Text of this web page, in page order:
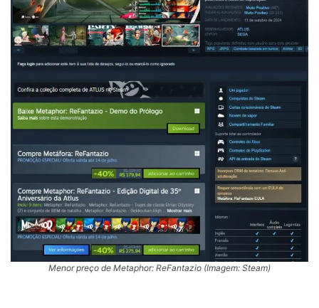
Menor preço de Metaphor: ReFantazio (Imagem: Steam)